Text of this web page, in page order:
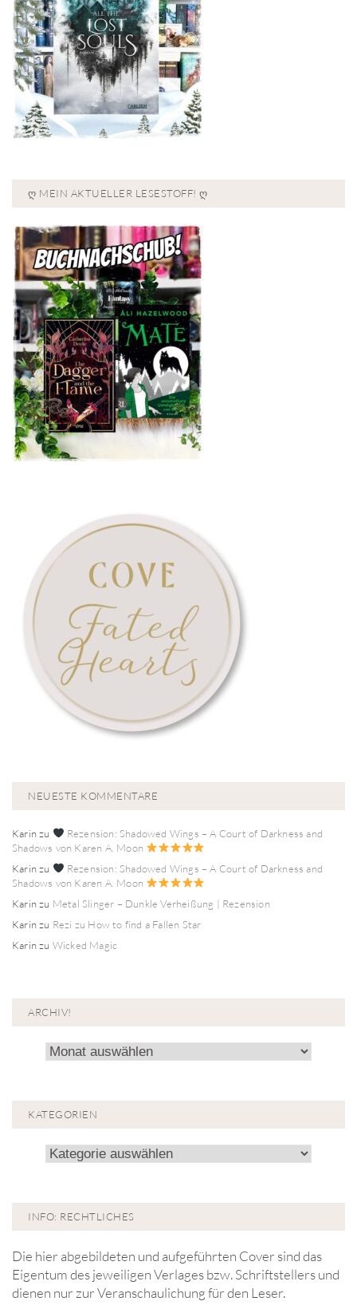
Ღ MEIN AKTUELLER LESESTOFF! Ღ
NEUESTE KOMMENTARE
Karinzu
Rezension: Shadowed Wings – A Court of Darkness and
Shadows von Karen A. Moon
Karinzu
Rezension: Shadowed Wings – A Court of Darkness and
Shadows von Karen A. Moon
Karinzu Metal Slinger – Dunkle Verheißung | Rezension
Karinzu Rezi zu How to find a Fallen Star
Karinzu Wicked Magic
ARCHIV!
Archiv!
KATEGORIEN
Kategorien
INFO: RECHTLICHES
Die hier abgebildeten und aufgeführten Cover sind das
Eigentum des jeweiligen Verlages bzw. Schriftstellers und
dienen nur zur Veranschaulichung für den Leser.